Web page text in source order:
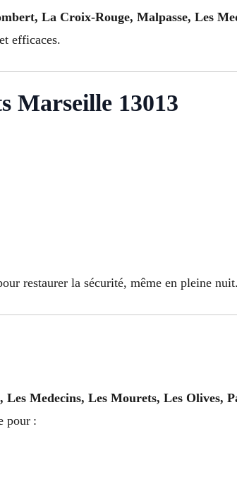
La Croix-Rouge, Malpasse, Les
efficaces.
Marseille 13013
restaurer la sécurité, même en pleine nuit.
Medecins, Les Mourets, Les Olives,
pour :